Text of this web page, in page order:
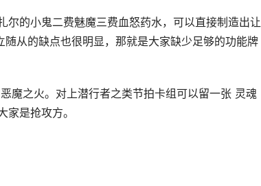
尔的小鬼二费魅魔三费血怒药水，可以直接制造出让
从的缺点也很明显，那就是大家缺少足够的功能牌
魔之火。对上潜行者之类节拍卡组可以留一张 灵魂
是抢攻方。